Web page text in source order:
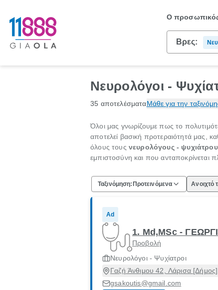
Ο
Βρες:
Νευρολόγοι -
35 αποτελέσματαΜάθε για την
Όλοι μας γνωρίζουμε πως το
αποτελεί βασική προτεραιότητά μας,
όλους τους νευρολόγους -
εμπιστοσύνη και που ανταποκρίνεται
Ταξινόμηση: Προτεινόμενα Ανοιχτό
Ad
1. Md,MSc -
Προβολή
Νευρολόγοι - Ψυχίατροι
Γαζή Άνθιμου 42, Λάρισα
gsakoutis@gmail.com